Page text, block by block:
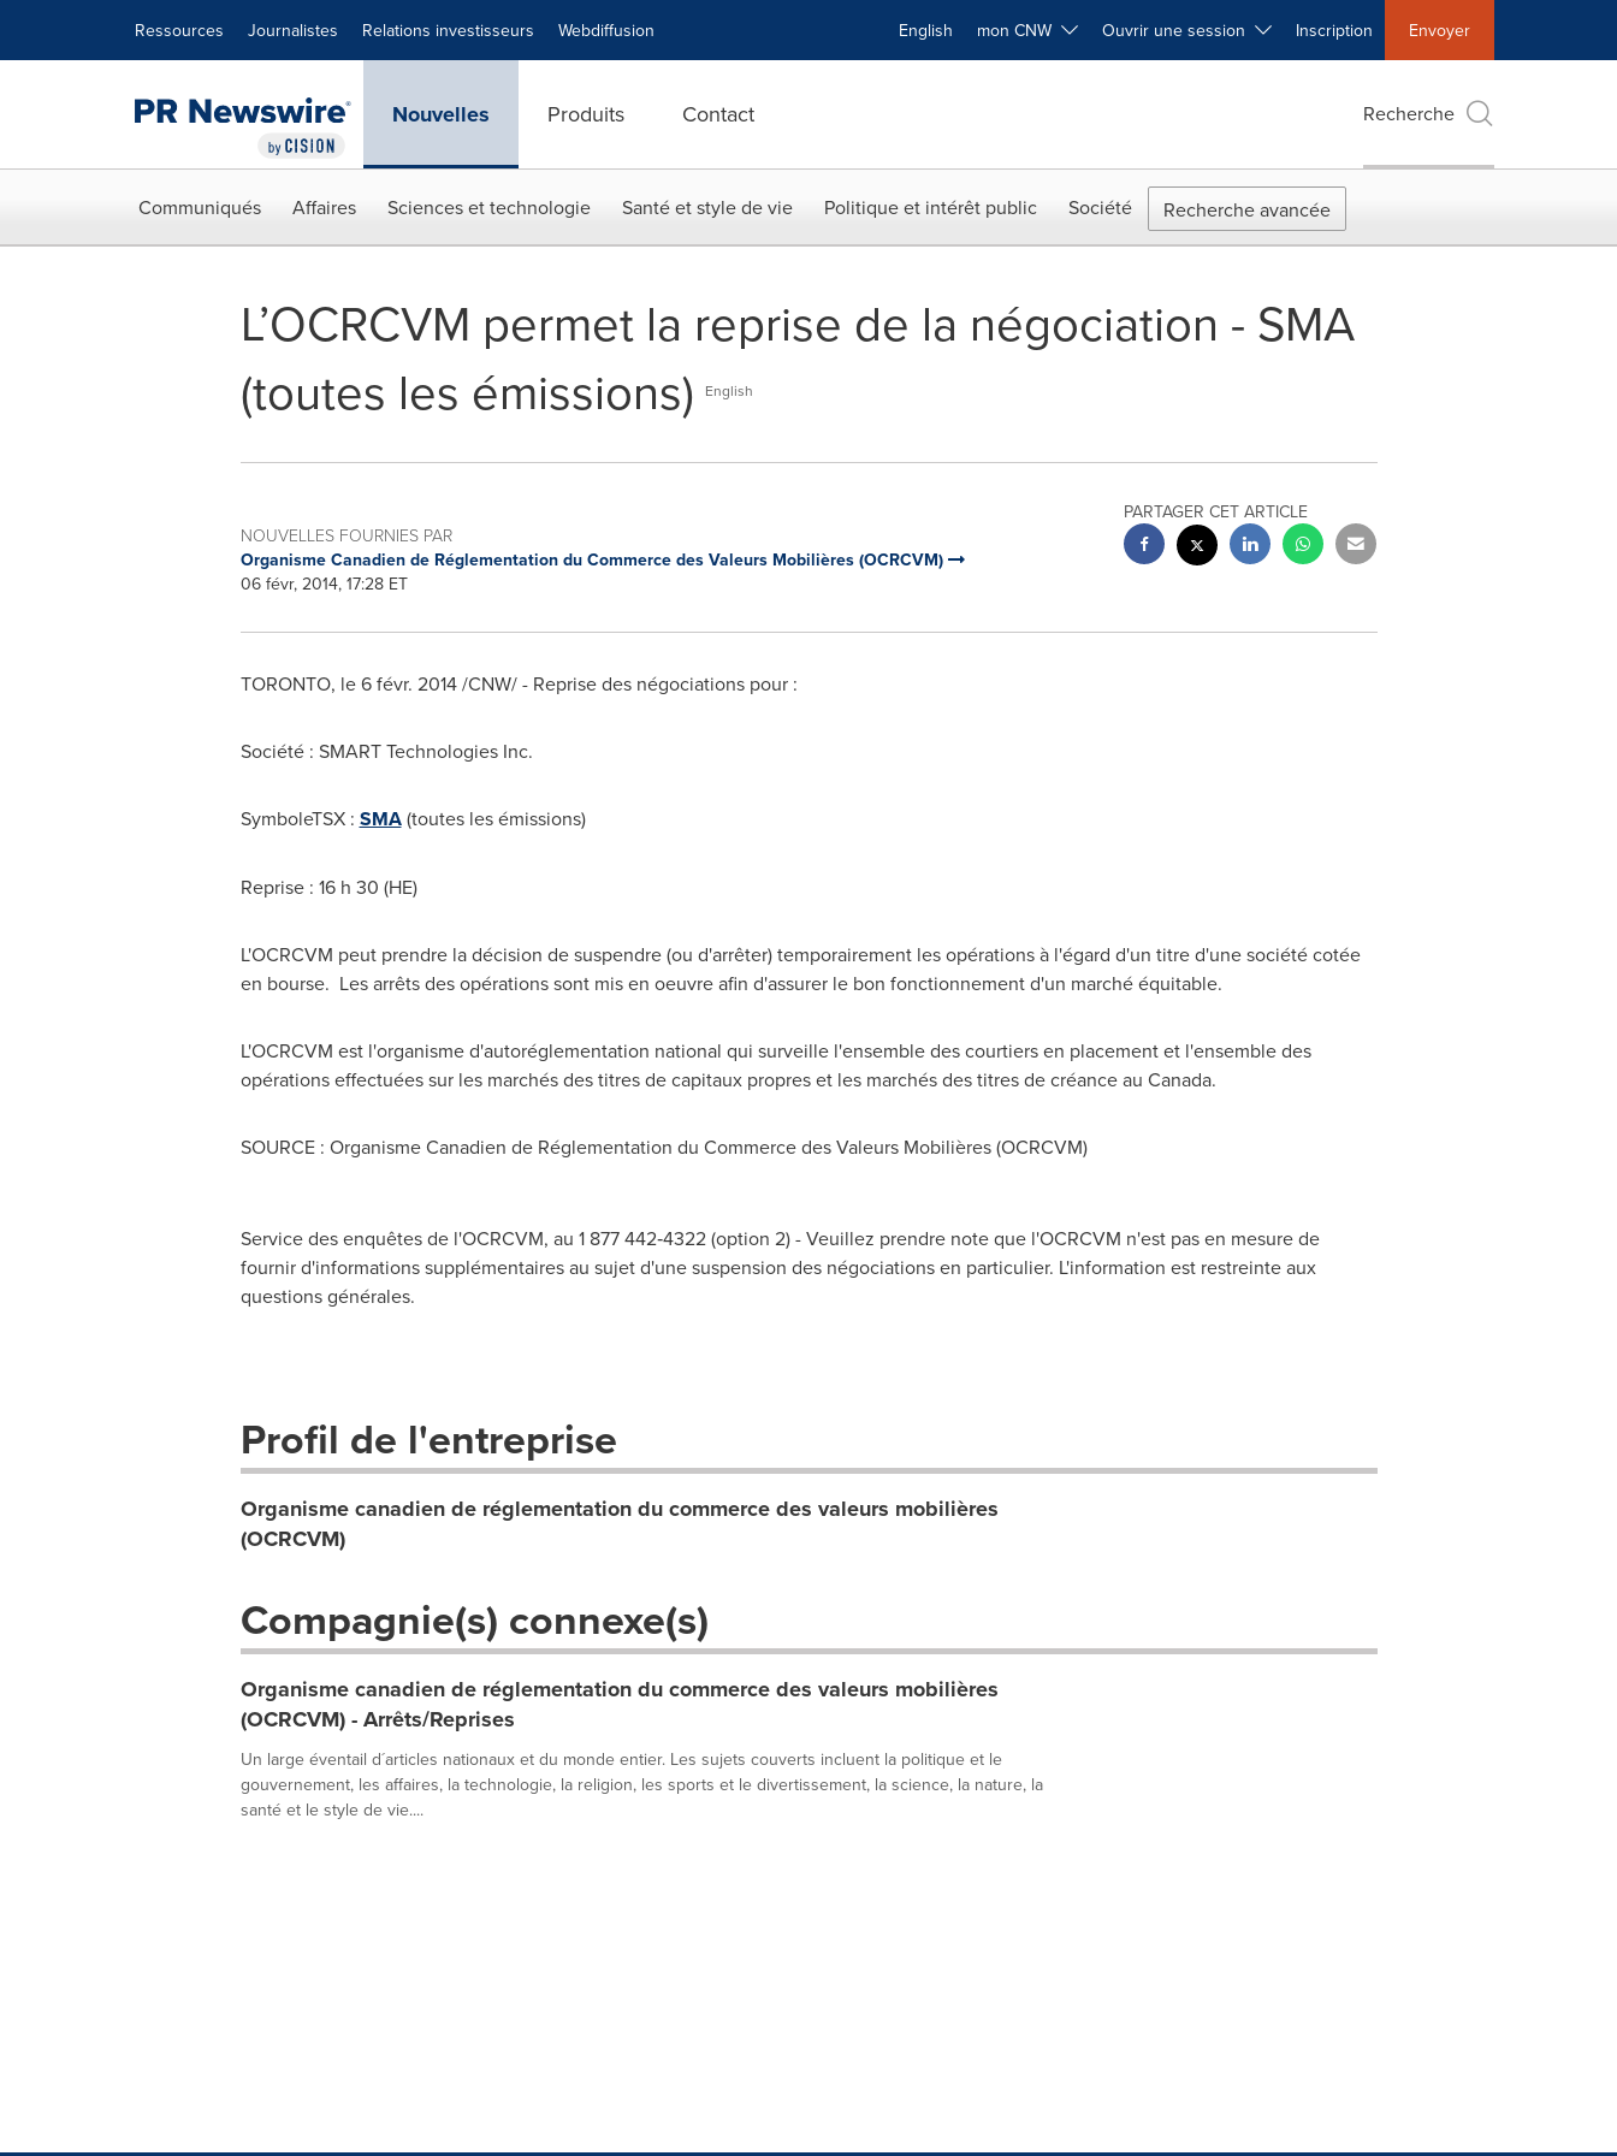
Ressources Journalistes Relations investisseurs Webdiffusion English mon CNW Ouvrir une session Inscription Envoyer
Nouvelles Produits Contact Recherche
Communiqués Affaires Sciences et technologie Santé et style de vie Politique et intérêt public Société Recherche avancée
L’OCRCVM permet la reprise de la négociation - SMA
(toutes les émissions)
English
NOUVELLES FOURNIES PAR
Organisme Canadien de Réglementation du Commerce des Valeurs Mobilières (OCRCVM)
06 févr, 2014, 17:28 ET
PARTAGER CET ARTICLE
TORONTO, le 6 févr. 2014 /CNW/ - Reprise des négociations pour :
Société : SMART Technologies Inc.
SymboleTSX : SMA(toutes les émissions)
Reprise : 16 h 30 (HE)
L'OCRCVM peut prendre la décision de suspendre (ou d'arrêter) temporairement les opérations à l'égard d'un titre d'une société cotée
en bourse. Les arrêts des opérations sont mis en oeuvre afin d'assurer le bon fonctionnement d'un marché équitable.
L'OCRCVM est l'organisme d'autoréglementation national qui surveille l'ensemble des courtiers en placement et l'ensemble des
opérations effectuées sur les marchés des titres de capitaux propres et les marchés des titres de créance au Canada.
SOURCE : Organisme Canadien de Réglementation du Commerce des Valeurs Mobilières (OCRCVM)
Service des enquêtes de l'OCRCVM, au 1 877 442‑4322 (option 2) - Veuillez prendre note que l'OCRCVM n'est pas en mesure de
fournir d'informations supplémentaires au sujet d'une suspension des négociations en particulier. L'information est restreinte aux
questions générales.
Profil de l'entreprise
Organisme canadien de réglementation du commerce des valeurs mobilières
(OCRCVM)
Compagnie(s) connexe(s)
Organisme canadien de réglementation du commerce des valeurs mobilières
(OCRCVM) - Arrêts/Reprises
Un large éventail d´articles nationaux et du monde entier. Les sujets couverts incluent la politique et le
gouvernement, les affaires, la technologie, la religion, les sports et le divertissement, la science, la nature, la
santé et le style de vie....